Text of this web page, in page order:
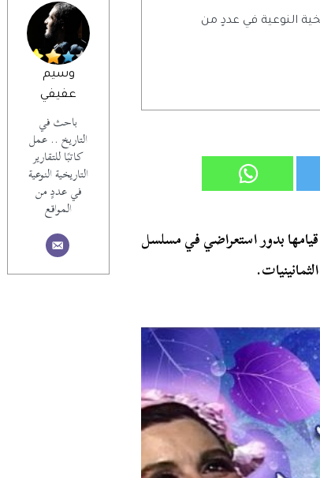
وسيم
عفيفي
باحث في
التاريخ .. عمل
كاتبًا للتقارير
التاريخية النوعية
في عددٍ من
المواقع
النوعية في عددٍ من
بدور استعراضي في مسلسل